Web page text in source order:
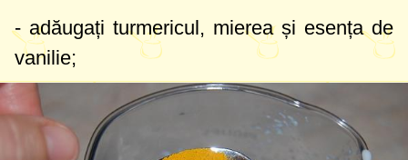
- adăugați turmericul, mierea și esența de
vanilie;